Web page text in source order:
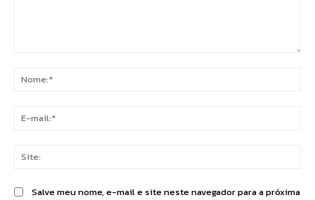
Salve meu nome, e-mail e site neste navegador para a próxima